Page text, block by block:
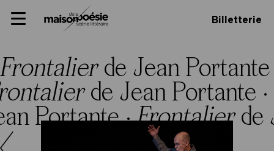
Panneau de gestion des cookies
to
littéraire
Primary
Billetterie
Frontalierde Jean
de Jean Portante ·
Portante ·Frontalierde